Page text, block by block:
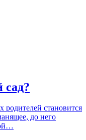
родителей становится
до него